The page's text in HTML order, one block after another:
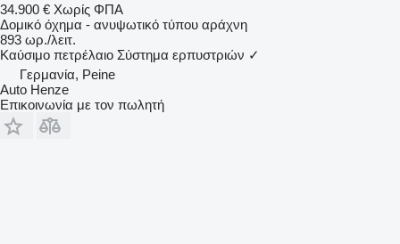
34.900 € Χωρίς ΦΠΑ
Δομικό όχημα - ανυψωτικό τύπου αράχνη
893 ωρ./λειτ.
Καύσιμο πετρέλαιο Σύστημα ερπυστριών ✓
Γερμανία, Peine
Auto Henze
Επικοινωνία με τον πωλητή